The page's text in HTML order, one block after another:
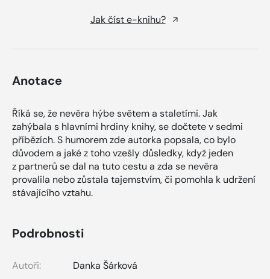
Jak číst e-knihu?
Anotace
Říká se, že nevěra hýbe světem a staletími. Jak
zahýbala s hlavními hrdiny knihy, se dočtete v sedmi
příbězích. S humorem zde autorka popsala, co bylo
důvodem a jaké z toho vzešly důsledky, když jeden
z partnerů se dal na tuto cestu a zda se nevěra
provalila nebo zůstala tajemstvím, či pomohla k udržení
stávajícího vztahu.
Podrobnosti
Autoři:
Danka Šárková